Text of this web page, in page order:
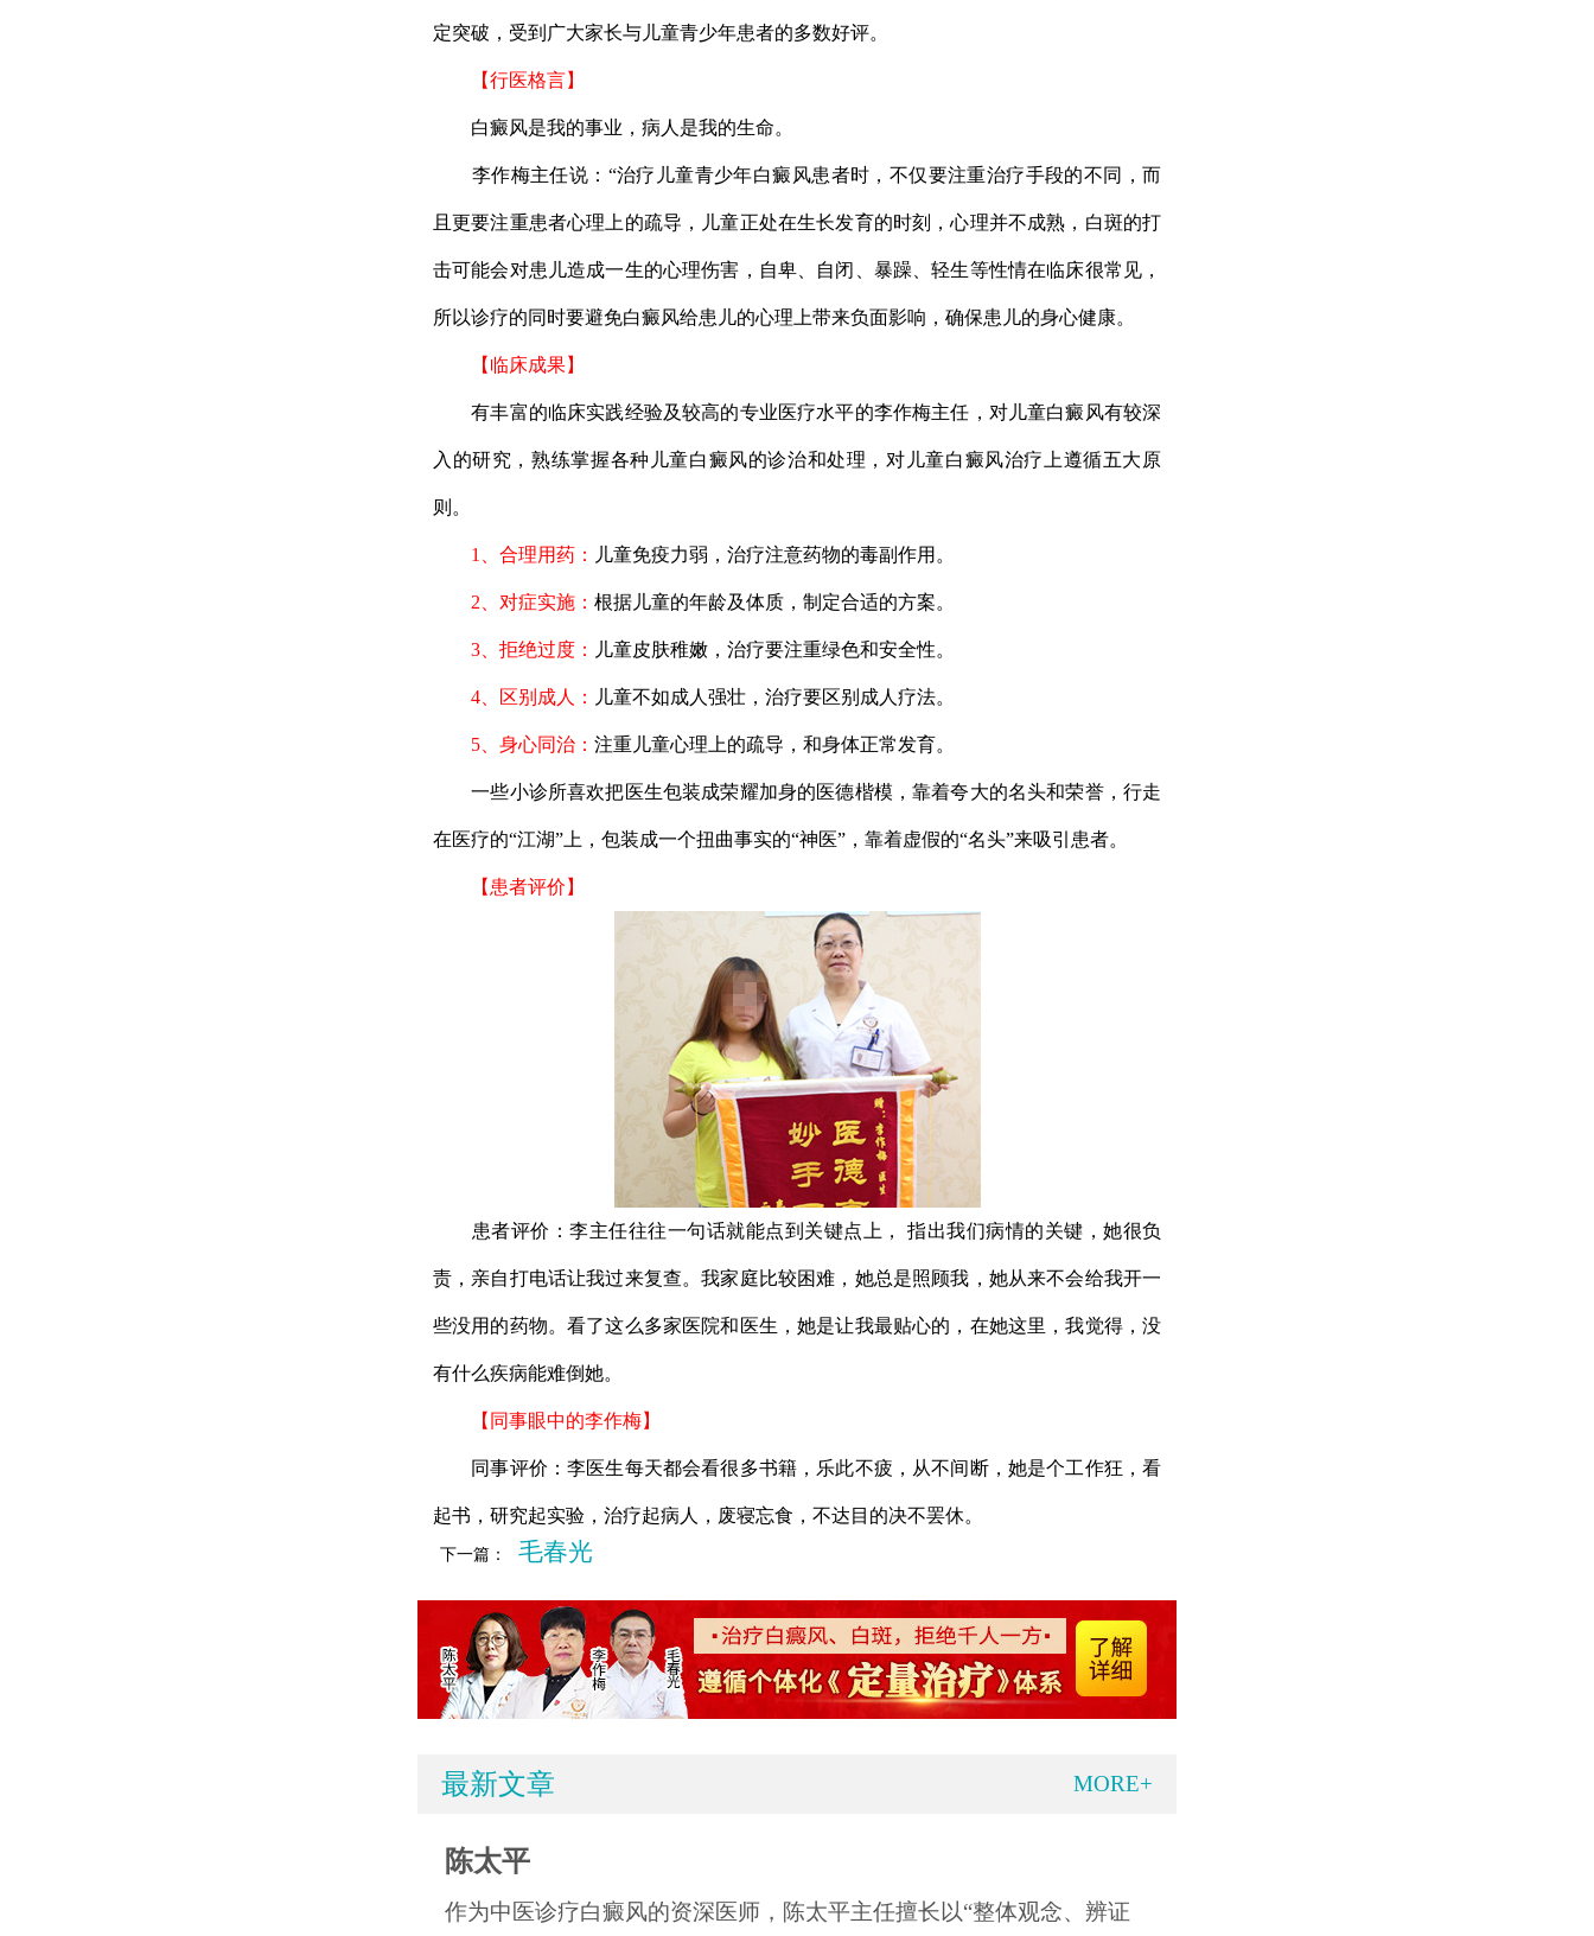
定突破，受到广大家长与儿童青少年患者的多数好评。
【行医格言】
白癜风是我的事业，病人是我的生命。
李作梅主任说：“治疗儿童青少年白癜风患者时，不仅要注重治疗手段的不同，而
且更要注重患者心理上的疏导，儿童正处在生长发育的时刻，心理并不成熟，白斑的打
击可能会对患儿造成一生的心理伤害，自卑、自闭、暴躁、轻生等性情在临床很常见，
所以诊疗的同时要避免白癜风给患儿的心理上带来负面影响，确保患儿的身心健康。
【临床成果】
有丰富的临床实践经验及较高的专业医疗水平的李作梅主任，对儿童白癜风有较深
入的研究，熟练掌握各种儿童白癜风的诊治和处理，对儿童白癜风治疗上遵循五大原
则。
1、合理用药： 儿童免疫力弱，治疗注意药物的毒副作用。
2、对症实施： 根据儿童的年龄及体质，制定合适的方案。
3、拒绝过度： 儿童皮肤稚嫩，治疗要注重绿色和安全性。
4、区别成人： 儿童不如成人强壮，治疗要区别成人疗法。
5、身心同治： 注重儿童心理上的疏导，和身体正常发育。
一些小诊所喜欢把医生包装成荣耀加身的医德楷模，靠着夸大的名头和荣誉，行走
在医疗的“江湖”上，包装成一个扭曲事实的“神医”，靠着虚假的“名头”来吸引患者。
【患者评价】
患者评价：李主任往往一句话就能点到关键点上， 指出我们病情的关键，她很负
责，亲自打电话让我过来复查。我家庭比较困难，她总是照顾我，她从来不会给我开一
些没用的药物。看了这么多家医院和医生，她是让我最贴心的，在她这里，我觉得，没
有什么疾病能难倒她。
【同事眼中的李作梅】
同事评价：李医生每天都会看很多书籍，乐此不疲，从不间断，她是个工作狂，看
起书，研究起实验，治疗起病人，废寝忘食，不达目的决不罢休。
下一篇： 毛春光
最新文章 MORE+
陈太平
作为中医诊疗白癜风的资深医师，陈太平主任擅长以“整体观念、辨证